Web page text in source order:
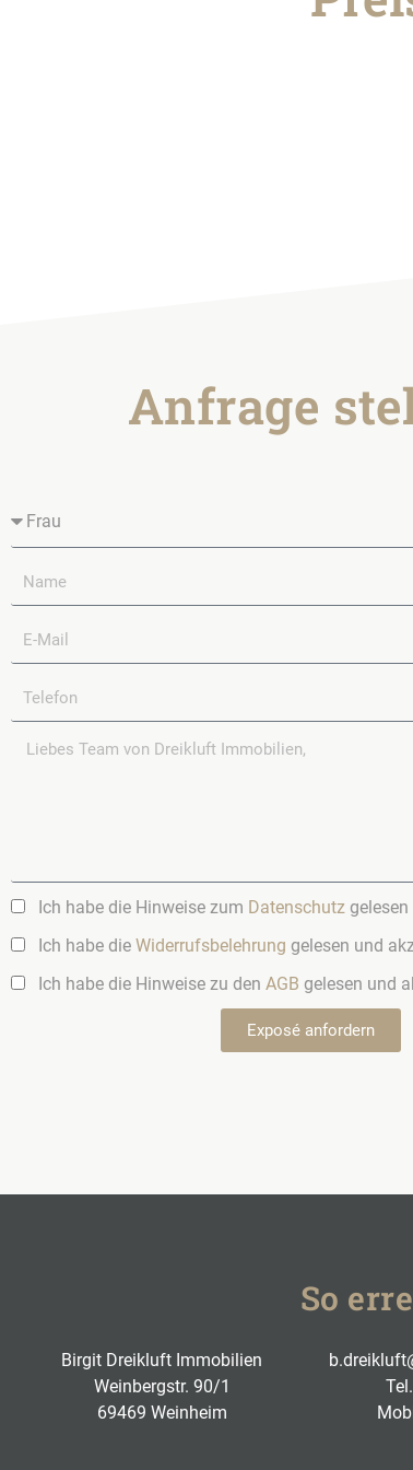
Anfrage
Ich habe die Hinweise zum Datenschutz
Ich habe die Widerrufsbelehrung gelesen und
Ich habe die Hinweise zu den AGB gelesen und
Exposé anfordern
So
Birgit Dreikluft Immobilien
Weinbergstr. 90/1
69469 Weinheim
Tel.